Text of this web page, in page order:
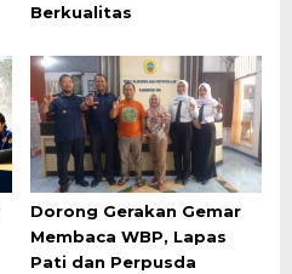
Berkualitas
Dorong Gerakan Gemar
Membaca WBP, Lapas
Pati dan Perpusda